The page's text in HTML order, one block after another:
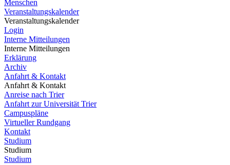
Menschen
Veranstaltungskalender
Veranstaltungskalender
Login
Interne Mitteilungen
Interne Mitteilungen
Erklärung
Archiv
Anfahrt & Kontakt
Anfahrt & Kontakt
Anreise nach Trier
Anfahrt zur Universität Trier
Campuspläne
Virtueller Rundgang
Kontakt
Studium
Studium
Studium